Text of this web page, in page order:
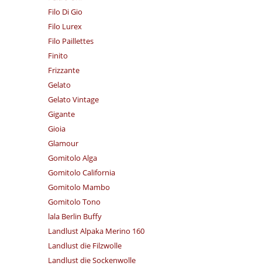
Filo Di Gio
Filo Lurex
Filo Paillettes
Finito
Frizzante
Gelato
Gelato Vintage
Gigante
Gioia
Glamour
Gomitolo Alga
Gomitolo California
Gomitolo Mambo
Gomitolo Tono
lala Berlin Buffy
Landlust Alpaka Merino 160
Landlust die Filzwolle
Landlust die Sockenwolle